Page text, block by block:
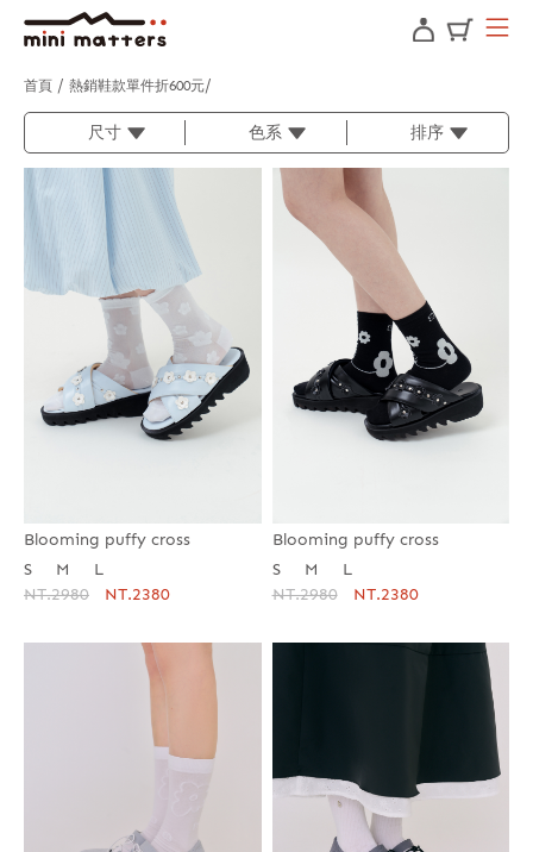
首頁 熱銷鞋款單件折600元
尺寸 色系 排序
Blooming puffy cross
S
M
L
NT.2980
NT.2380
Blooming puffy cross
S
M
L
NT.2980
NT.2380